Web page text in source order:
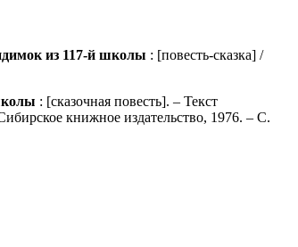
из 117-й школы : [повесть-сказка] /
: [сказочная повесть]. – Текст
книжное издательство, 1976. – С.